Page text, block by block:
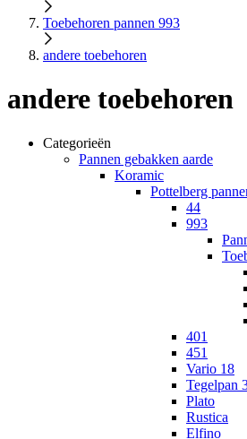
Toebehoren pannen 993
andere toebehoren
andere toebehoren
Categorieën
Pannen gebakken aarde
Koramic
Pottelberg
44
993
401
451
Vario 18
Tegelpan
Plato
Rustica
Elfino